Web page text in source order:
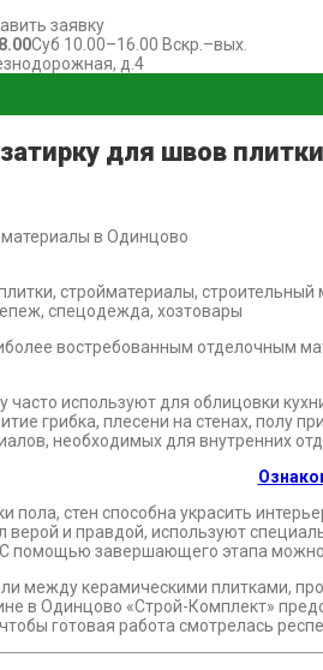
заявку
Суб 10.00–16.00 Вскр.–вых.
д.4
для швов плитки
в Одинцово
востребованным отделочным
часто используют для облицовки
грибка, плесени на стенах, полу
необходимых для внутренних
пола, стен способна украсить
и правдой, используют
помощью завершающего этапа можно
между керамическими плитками,
в Одинцово «Строй-Комплект»
готовая работа смотрелась